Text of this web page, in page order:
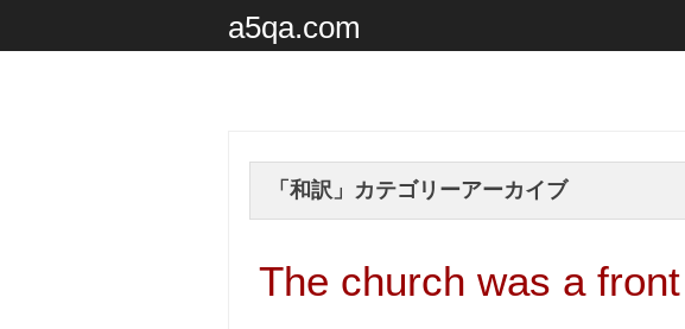
a5qa.com
「 和訳 」カテゴリーアーカイブ
The church was a